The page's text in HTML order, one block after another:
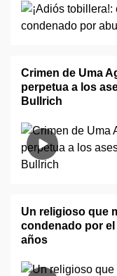
Crimen de Uma
perpetua a los
Bullrich
Un religioso que
condenado por
años